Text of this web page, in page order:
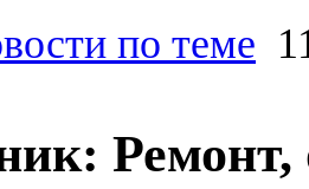
по теме
Ремонт,